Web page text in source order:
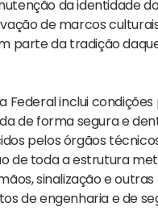
da identidade
de marcos
parte da tradição
Federal inclui
de forma segura e
pelos órgãos
de toda a estrutura
sinalização e outras
de engenharia e de